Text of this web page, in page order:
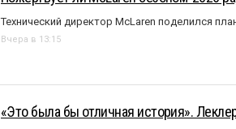
Технический директор McLaren поделился
Вчера в 13:15
«Это была бы отличная история».